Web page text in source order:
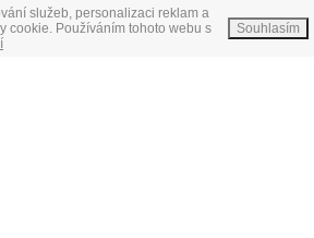
služeb, personalizaci reklam a
cookie. Používáním tohoto webu s
Souhlasím